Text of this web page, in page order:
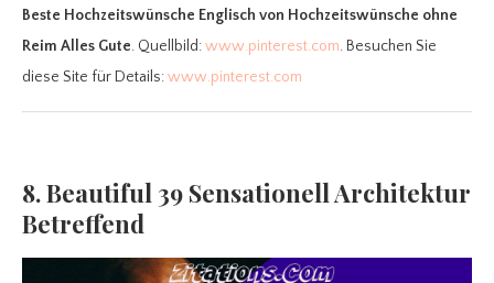
Beste Hochzeitswünsche Englisch von Hochzeitswünsche ohne
Reim Alles Gute. Quellbild:www.pinterest.com. Besuchen Sie
diese Site für Details:www.pinterest.com
8. Beautiful 39 Sensationell Architektur
Betreffend